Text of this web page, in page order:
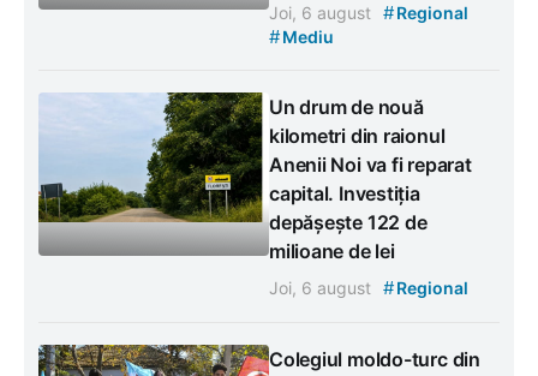
Joi, 6 august #Regional
#Mediu
Un drum de nouă
kilometri din raionul
Anenii Noi va fi reparat
capital. Investiția
depășește 122 de
milioane de lei
Joi, 6 august #Regional
Colegiul moldo-turc din